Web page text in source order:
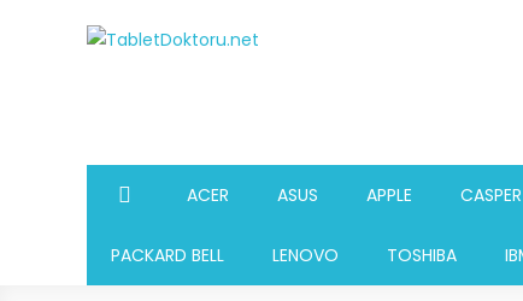
ACER ASUS APPLE CASPER
PACKARD BELL LENOVO TOSHIBA